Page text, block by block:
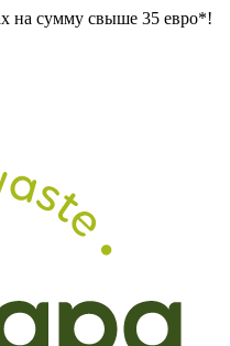
на сумму свыше 35 евро*!